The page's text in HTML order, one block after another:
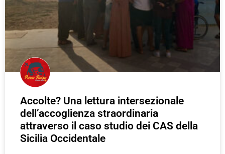
Accolte? Una lettura intersezionale
dell’accoglienza straordinaria
attraverso il caso studio dei CAS della
Sicilia Occidentale